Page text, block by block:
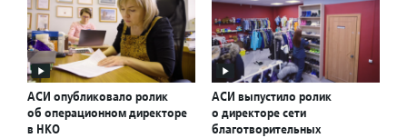
АСИ опубликовало ролик
об операционном директоре
в НКО
АСИ выпустило ролик
о директоре сети
благотворительных